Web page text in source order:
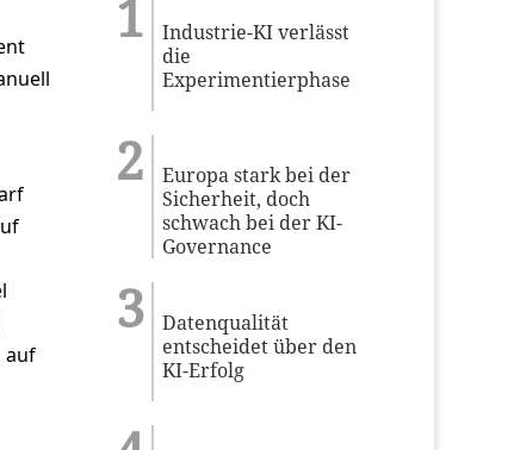
auf
Industrie-KI verlässt
die
Experimentierphase
Europa stark bei der
Sicherheit, doch
schwach bei der KI-
Governance
Datenqualität
entscheidet über den
KI-Erfolg